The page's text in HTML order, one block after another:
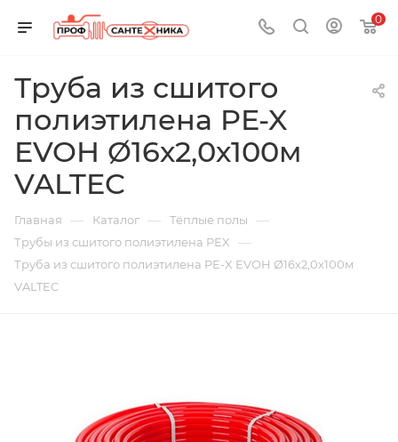
0
Труба из сшитого
полиэтилена PE-X
EVOH Ø16х2,0х100м
VALTEC
Главная — Каталог — Тёплые полы —
Трубы из сшитого полиэтилена PEX —
Труба из сшитого полиэтилена PE-X EVOH Ø16х2,0х100м
VALTEC